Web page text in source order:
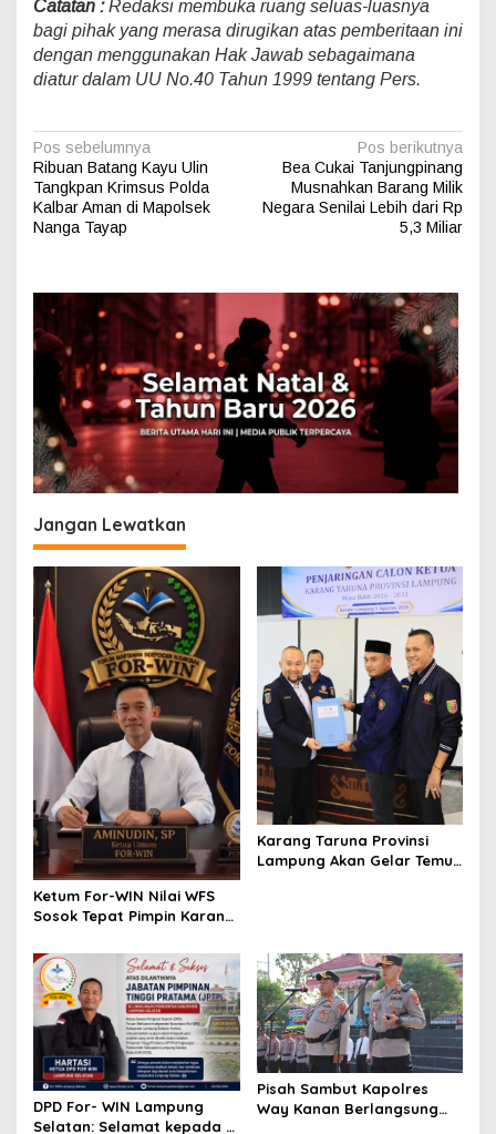
Catatan :Redaksi membuka ruang seluas-luasnya
bagi pihak yang merasa dirugikan atas pemberitaan ini
dengan menggunakan Hak Jawab sebagaimana
diatur dalam UU No.40 Tahun 1999 tentang Pers.
N
a
v
i
a
s
p
o
s
Pos sebelumnya
Ribuan Batang Kayu Ulin
Tangkpan Krimsus Polda
Kalbar Aman di Mapolsek
Nanga Tayap
Pos berikutnya
Bea Cukai Tanjungpinang
Musnahkan Barang Milik
Negara Senilai Lebih dari Rp
5,3 Miliar
Jangan Lewatkan
Ketum For-WIN Nilai WFS
Sosok Tepat Pimpin Karang
Karang Taruna Provinsi
Lampung Akan Gelar Temu
DPD For- WIN Lampung
Selatan: Selamat kepada 12
Pisah Sambut Kapolres
Way Kanan Berlangsung